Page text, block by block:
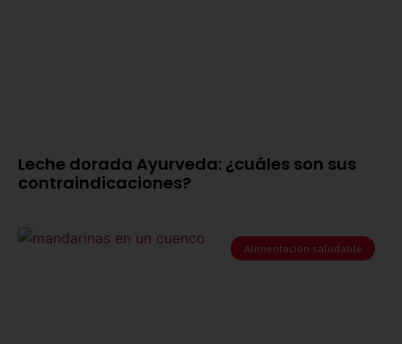
Leche dorada Ayurveda: ¿cuáles son sus
contraindicaciones?
Alimentación saludable